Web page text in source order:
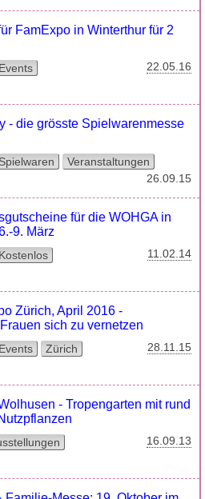
FamExpo in Winterthur für 2
Events 22.05.16
- die grösste Spielwarenmesse
Spielwaren
Veranstaltungen
26.09.15
für die WOHGA in
9. März
Kostenlos 11.02.14
Zürich, April 2016 -
sich zu vernetzen
Events Zürich 28.11.15
- Tropengarten mit rund
16.09.13